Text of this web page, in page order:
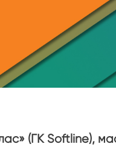
(ГК Softline),